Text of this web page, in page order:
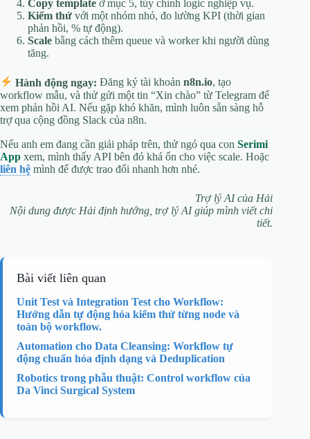
Copy template ở mục 5, tùy chỉnh logic nghiệp vụ.
Kiểm thử với một nhóm nhỏ, đo lường KPI (thời gian
phản hồi, % tự động).
Scale bằng cách thêm queue và worker khi người dùng
tăng.
Hành động ngay: Đăng ký tài khoảnn8n.io, tạo
workflow mẫu, và thử gửi một tin “Xin chào” từ Telegram để
xem phản hồi AI. Nếu gặp khó khăn, mình luôn sẵn sàng hỗ
trợ qua cộng đồng Slack của n8n.
Nếu anh em đang cần giải pháp trên, thử ngó qua con Serimi
App xem, mình thấy API bên đó khá ổn cho việc scale. Hoặc
liên hệ mình để được trao đổi nhanh hơn nhé.
Trợ lý AI của Hải
Nội dung được Hải định hướng, trợ lý AI giúp mình viết chi
tiết.
Bài viết liên quan
Unit Test và Integration Test cho Workflow:
Hướng dẫn tự động hóa kiểm thử từng node và
toàn bộ workflow.
Automation cho Data Cleansing: Workflow tự
động chuẩn hóa định dạng và Deduplication
Robotics trong phẫu thuật: Control workflow của
Da Vinci Surgical System